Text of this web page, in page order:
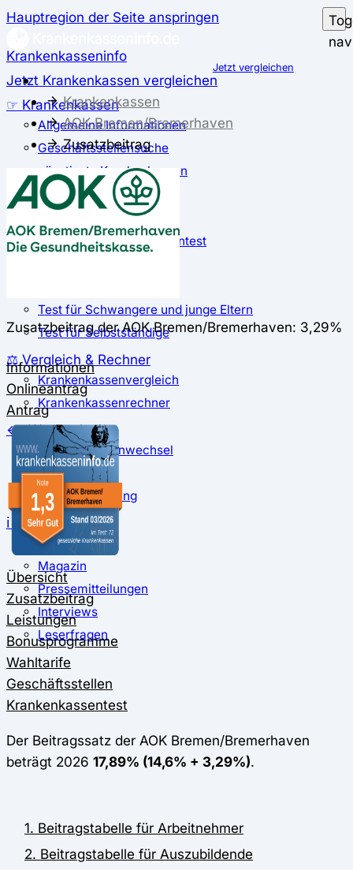
Hauptregion der Seite anspringen
Krankenkasseninfo
Jetzt Krankenkassen vergleichen
☞ Krankenkassen
Allgemeine Informationen
Geschäftsstellensuche
günstigste Krankenkassen
Zusatzbeitrag
✅ Krankenkassen Test
Der große Krankenkassentest
Test für Schwangere und junge Eltern
Test für Selbstständige
⚖️ Vergleich & Rechner
Krankenkassenvergleich
Krankenkassenrechner
↔ Wechsel
Krankenkassenwechsel
Kündigung
Musterkündigung
ℹ Ratgeber
Nachrichten
Magazin
Pressemitteilungen
Interviews
Leserfragen
Jetzt vergleichen
Krankenkassen
AOK Bremen/Bremerhaven
Zusatzbeitrag
Zusatzbeitrag der AOK Bremen/Bremerhaven: 3,29%
Informationen
Onlineantrag
Antrag
Übersicht
Zusatzbeitrag
Leistungen
Bonusprogramme
Wahltarife
Geschäftsstellen
Krankenkassentest
Der Beitragssatz der AOK Bremen/Bremerhaven
beträgt 2026 17,89% (14,6% + 3,29%).
1. Beitragstabelle für Arbeitnehmer
2. Beitragstabelle für Auszubildende